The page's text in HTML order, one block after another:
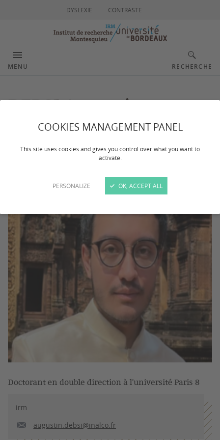
COOKIES MANAGEMENT PANEL
This site uses cookies and gives you control over what you want to
activate.
PERSONALIZE OK, ACCEPT ALL
DYSLEXIE CONTRASTE
MENU RECHERCHE
DEBSI Augustin
Théodore
Doctorant en double direction à l'université Paris 8
irm
augustin.debsi@inalco.fr